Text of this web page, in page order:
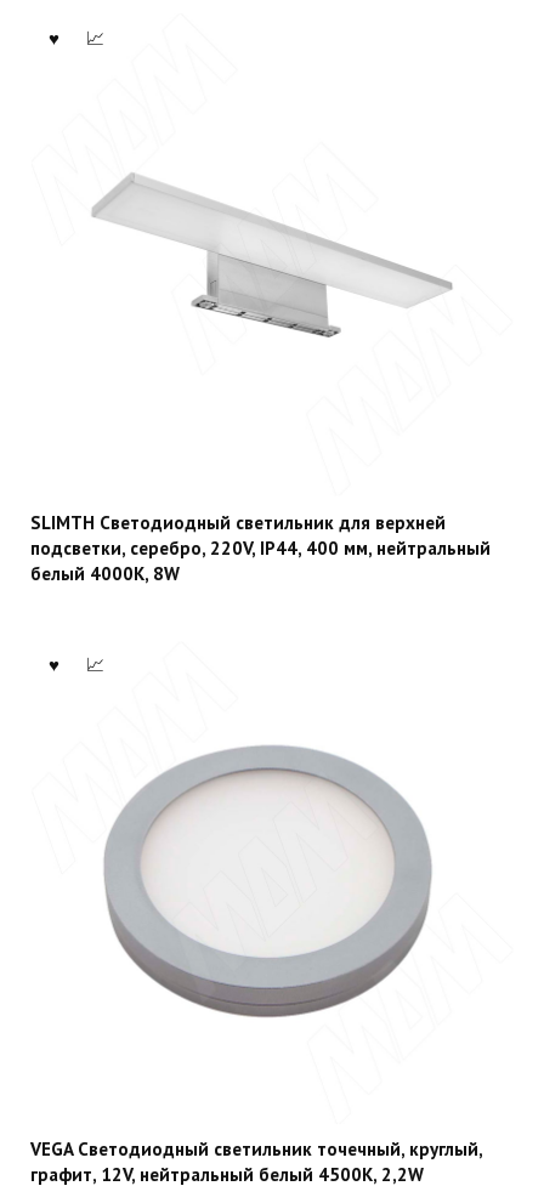
SLIMTH Светодиодный светильник для верхней
подсветки, серебро, 220V, IP44, 400 мм, нейтральный
белый 4000K, 8W
VEGA Светодиодный светильник точечный, круглый,
графит, 12V, нейтральный белый 4500К, 2,2W